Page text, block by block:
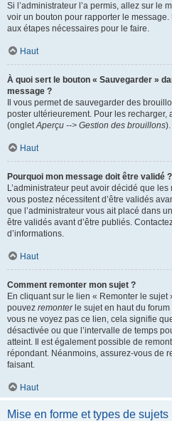
Si l’administrateur l’a permis, allez sur le
voir un bouton pour rapporter le
aux étapes nécessaires pour le faire.
Haut
À quoi sert le bouton « Sauvegarder »
message ?
Il vous permet de sauvegarder des
poster ultérieurement. Pour les recharger,
(ongletAperçu --> Gestion des brouillons).
Haut
Pourquoi mon message doit être validé ?
L’administrateur peut avoir décidé que
vous postez nécessitent d’être validés
que l’administrateur vous ait placé dans
être validés avant d’être publiés.
d’informations.
Haut
Comment remonter mon sujet ?
En cliquant sur le lien « Remonter le
pouvez remonterle sujet en haut du
vous ne voyez pas ce lien, cela signifie
désactivée ou que l’intervalle de temps
atteint. Il est également possible de
répondant. Néanmoins, assurez-vous de
faisant.
Haut
Mise en forme et types de sujets